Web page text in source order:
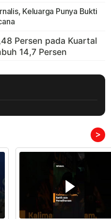
Keluarga Punya Bukti
>